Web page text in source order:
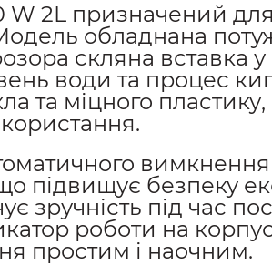
W 2L призначений
обладнана
скляна вставка у
води та процес
та міцного
вимкнення
підвищує безпеку
зручність під час
роботи на
простим і наочним.